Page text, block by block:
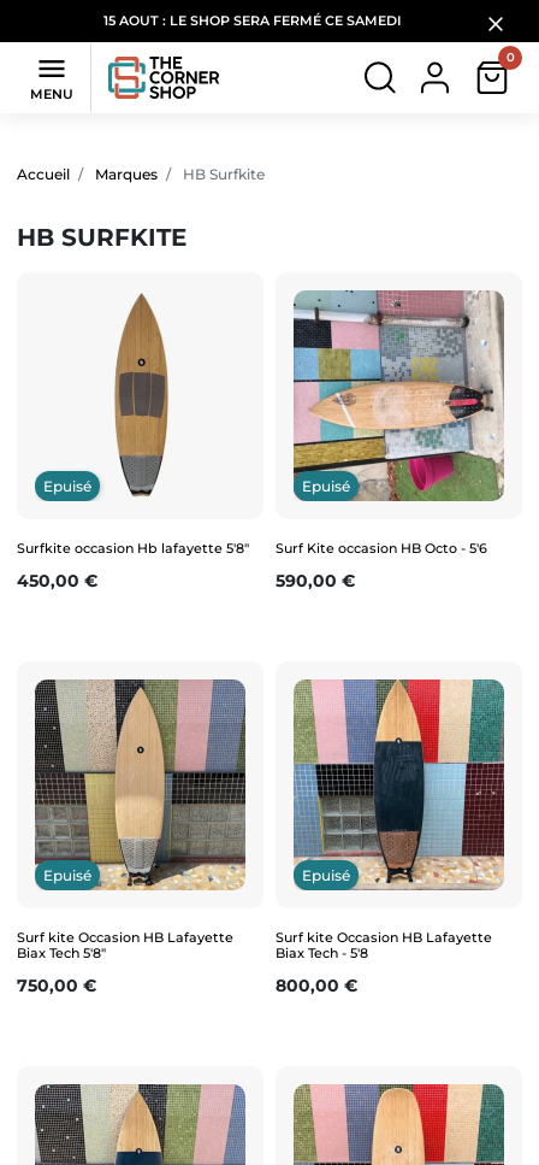
15 AOUT : LE SHOP SERA FERMÉ CE SAMEDI

MENU
0
Accueil Marques HB Surfkite
HB SURFKITE
Epuisé
Surfkite occasion Hb lafayette 5'8"
Prix
450,00 €
Epuisé
Surf Kite occasion HB Octo - 5'6
Prix
590,00 €
Epuisé
Surf kite Occasion HB Lafayette
Biax Tech 5'8"
Prix
750,00 €
Epuisé
Surf kite Occasion HB Lafayette
Biax Tech - 5'8
Prix
800,00 €